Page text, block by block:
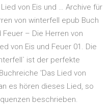
von Eis und … Archive für
von winterfell epub Buch
Feuer – Die Herren von
von Eis und Feuer 01. Die
ist der perfekte
'Das Lied von
es hören dieses Lied, so
beschrieben.